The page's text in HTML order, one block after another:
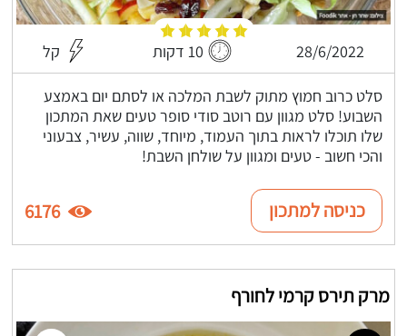
28/6/2022 10 דקות קל
סלט כרוב חמוץ מתוק לשבת המלכה או לסתם יום באמצע
השבוע! סלט מגוון עם רוטב סודי סופר טעים שאת המתכון
שלו תוכלו לראות בתוך העמוד, מיוחד, שווה, עשיר, צבעוני
והכי חשוב - טעים ומגוון על שולחן השבת!
כניסה למתכון 6176
מרק תירס קרמי לחורף